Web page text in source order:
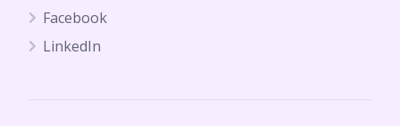
Facebook
LinkedIn